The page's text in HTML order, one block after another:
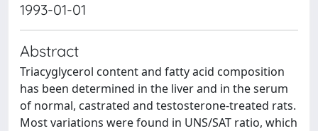
1993-01-01
Abstract
Triacyglycerol content and fatty acid composition
has been determined in the liver and in the serum
of normal, castrated and testosterone-treated rats.
Most variations were found in UNS/SAT ratio, which